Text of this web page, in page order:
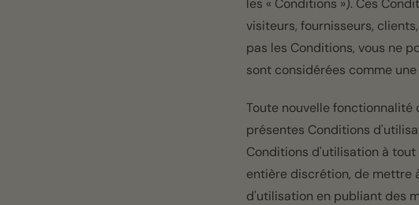
les « Conditions »). Ces
visiteurs, fournisseurs,
pas les Conditions, vous ne
sont considérées comme
Toute nouvelle fonctionnalité
présentes Conditions
Conditions d'utilisation à
entière discrétion, de mettre
d'utilisation en publiant des